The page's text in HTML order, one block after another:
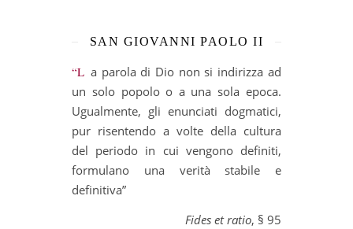
SAN GIOVANNI PAOLO II
“La parola di Dio non si indirizza ad
un solo popolo o a una sola epoca.
Ugualmente, gli enunciati dogmatici,
pur risentendo a volte della cultura
del periodo in cui vengono definiti,
formulano una verità stabile e
definitiva”
Fides et ratio, § 95